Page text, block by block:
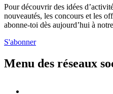
Pour découvrir des idées
nouveautés, les concours et les
abonne-toi dès aujourd’hui à
S'abonner
Menu des réseaux